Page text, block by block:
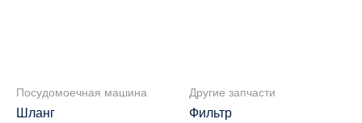
Посудомоечная машина
Шланг
Другие запчасти
Фильтр